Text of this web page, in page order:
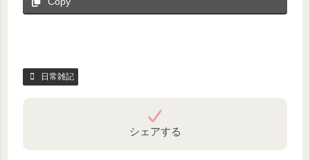
日常雑記
シェアする